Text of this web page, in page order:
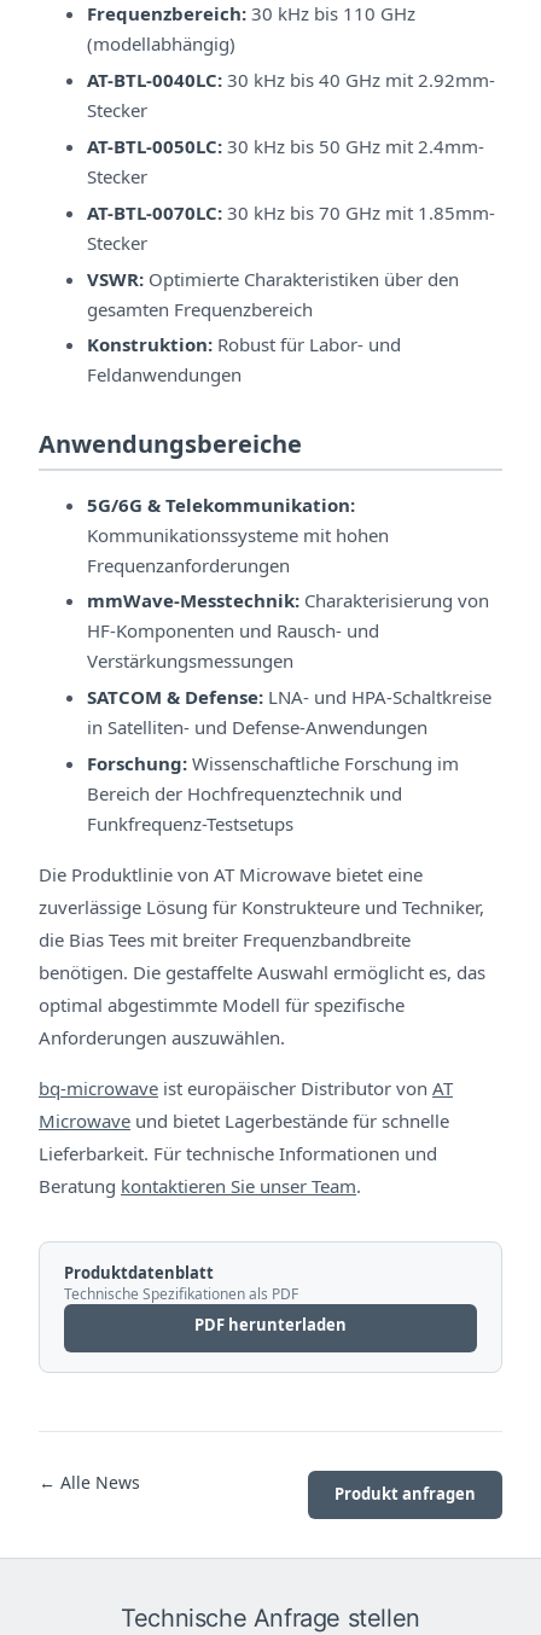
Frequenzbereich: 30 kHz bis 110 GHz
(modellabhängig)
AT-BTL-0040LC: 30 kHz bis 40 GHz mit 2.92mm-
Stecker
AT-BTL-0050LC: 30 kHz bis 50 GHz mit 2.4mm-
Stecker
AT-BTL-0070LC: 30 kHz bis 70 GHz mit 1.85mm-
Stecker
VSWR: Optimierte Charakteristiken über den
gesamten Frequenzbereich
Konstruktion: Robust für Labor- und
Feldanwendungen
Anwendungsbereiche
5G/6G & Telekommunikation:
Kommunikationssysteme mit hohen
Frequenzanforderungen
mmWave-Messtechnik: Charakterisierung von
HF-Komponenten und Rausch- und
Verstärkungsmessungen
SATCOM & Defense: LNA- und HPA-Schaltkreise
in Satelliten- und Defense-Anwendungen
Forschung: Wissenschaftliche Forschung im
Bereich der Hochfrequenztechnik und
Funkfrequenz-Testsetups
Die Produktlinie von AT Microwave bietet eine
zuverlässige Lösung für Konstrukteure und Techniker,
die Bias Tees mit breiter Frequenzbandbreite
benötigen. Die gestaffelte Auswahl ermöglicht es, das
optimal abgestimmte Modell für spezifische
Anforderungen auszuwählen.
bq-microwave ist europäischer Distributor von AT
Microwave und bietet Lagerbestände für schnelle
Lieferbarkeit. Für technische Informationen und
Beratung kontaktieren Sie unser Team.
Produktdatenblatt
Technische Spezifikationen als PDF
PDF herunterladen
← Alle News Produkt anfragen
Technische Anfrage stellen